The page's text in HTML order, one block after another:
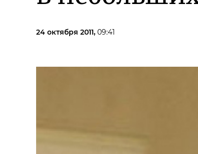
24 октября 2011, 09:41